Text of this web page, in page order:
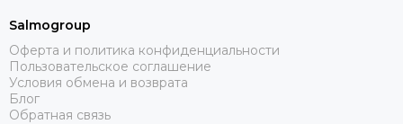
Salmogroup
Оферта и политика конфиденциальности
Пользовательское соглашение
Условия обмена и возврата
Блог
Обратная связь